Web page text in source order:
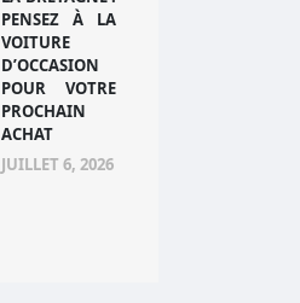
PENSEZ À LA
VOITURE
D’OCCASION
POUR VOTRE
PROCHAIN
ACHAT
JUILLET 6, 2026